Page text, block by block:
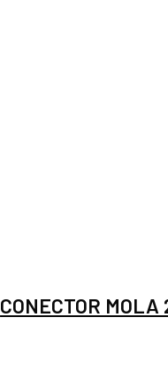
CONECTOR